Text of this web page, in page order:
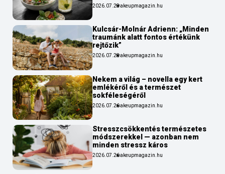
2026.07.29wakeupmagazin.hu
Kulcsár-Molnár Adrienn: „Minden
traumánk alatt fontos értékünk
rejtőzik”
2026.07.28wakeupmagazin.hu
Nekem a világ – novella egy kert
emlékéről és a természet
sokféleségéről
2026.07.26wakeupmagazin.hu
Stresszcsökkentés természetes
módszerekkel — azonban nem
minden stressz káros
2026.07.26wakeupmagazin.hu